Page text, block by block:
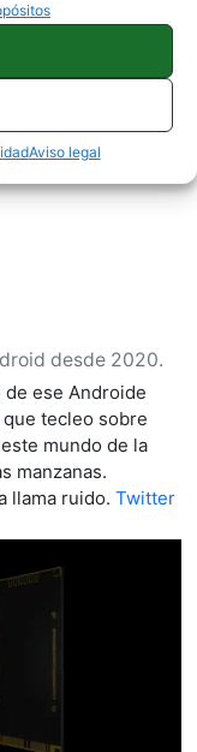
Aviso legal
desde 2020.
de ese Androide
tecleo sobre
mundo de la
manzanas.
llama ruido. Twitter